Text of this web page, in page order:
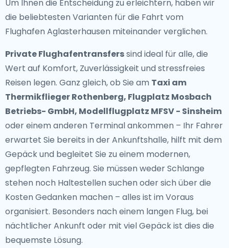
Um Ihnen die Entscheidung zu erleichtern, haben wir
die beliebtesten Varianten für die Fahrt vom
Flughafen Aglasterhausen miteinander verglichen.
Private Flughafentransferssind ideal für alle, die
Wert auf Komfort, Zuverlässigkeit und stressfreies
Reisen legen. Ganz gleich, ob Sie am Taxi am
Thermikflieger Rothenberg, Flugplatz Mosbach
Betriebs- GmbH, Modellflugplatz MFSV - Sinsheim
oder einem anderen Terminal ankommen – Ihr Fahrer
erwartet Sie bereits in der Ankunftshalle, hilft mit dem
Gepäck und begleitet Sie zu einem modernen,
gepflegten Fahrzeug. Sie müssen weder Schlange
stehen noch Haltestellen suchen oder sich über die
Kosten Gedanken machen – alles ist im Voraus
organisiert. Besonders nach einem langen Flug, bei
nächtlicher Ankunft oder mit viel Gepäck ist dies die
bequemste Lösung.